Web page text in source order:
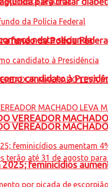
nesta segunda
VEREADOR
fundo da Polícia
candidato à
VEREADOR
feminicídios